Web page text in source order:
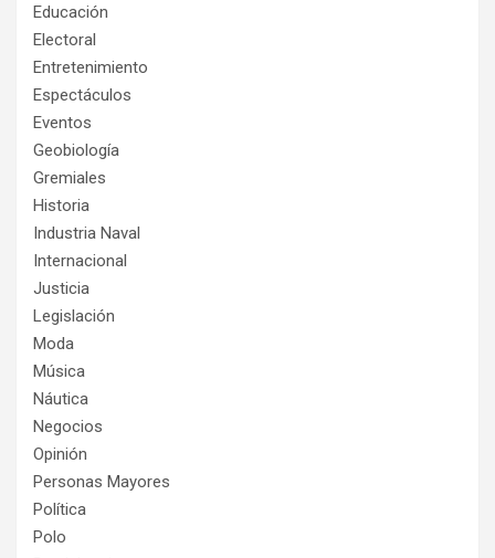
Educación
Electoral
Entretenimiento
Espectáculos
Eventos
Geobiología
Gremiales
Historia
Industria Naval
Internacional
Justicia
Legislación
Moda
Música
Náutica
Negocios
Opinión
Personas Mayores
Política
Polo